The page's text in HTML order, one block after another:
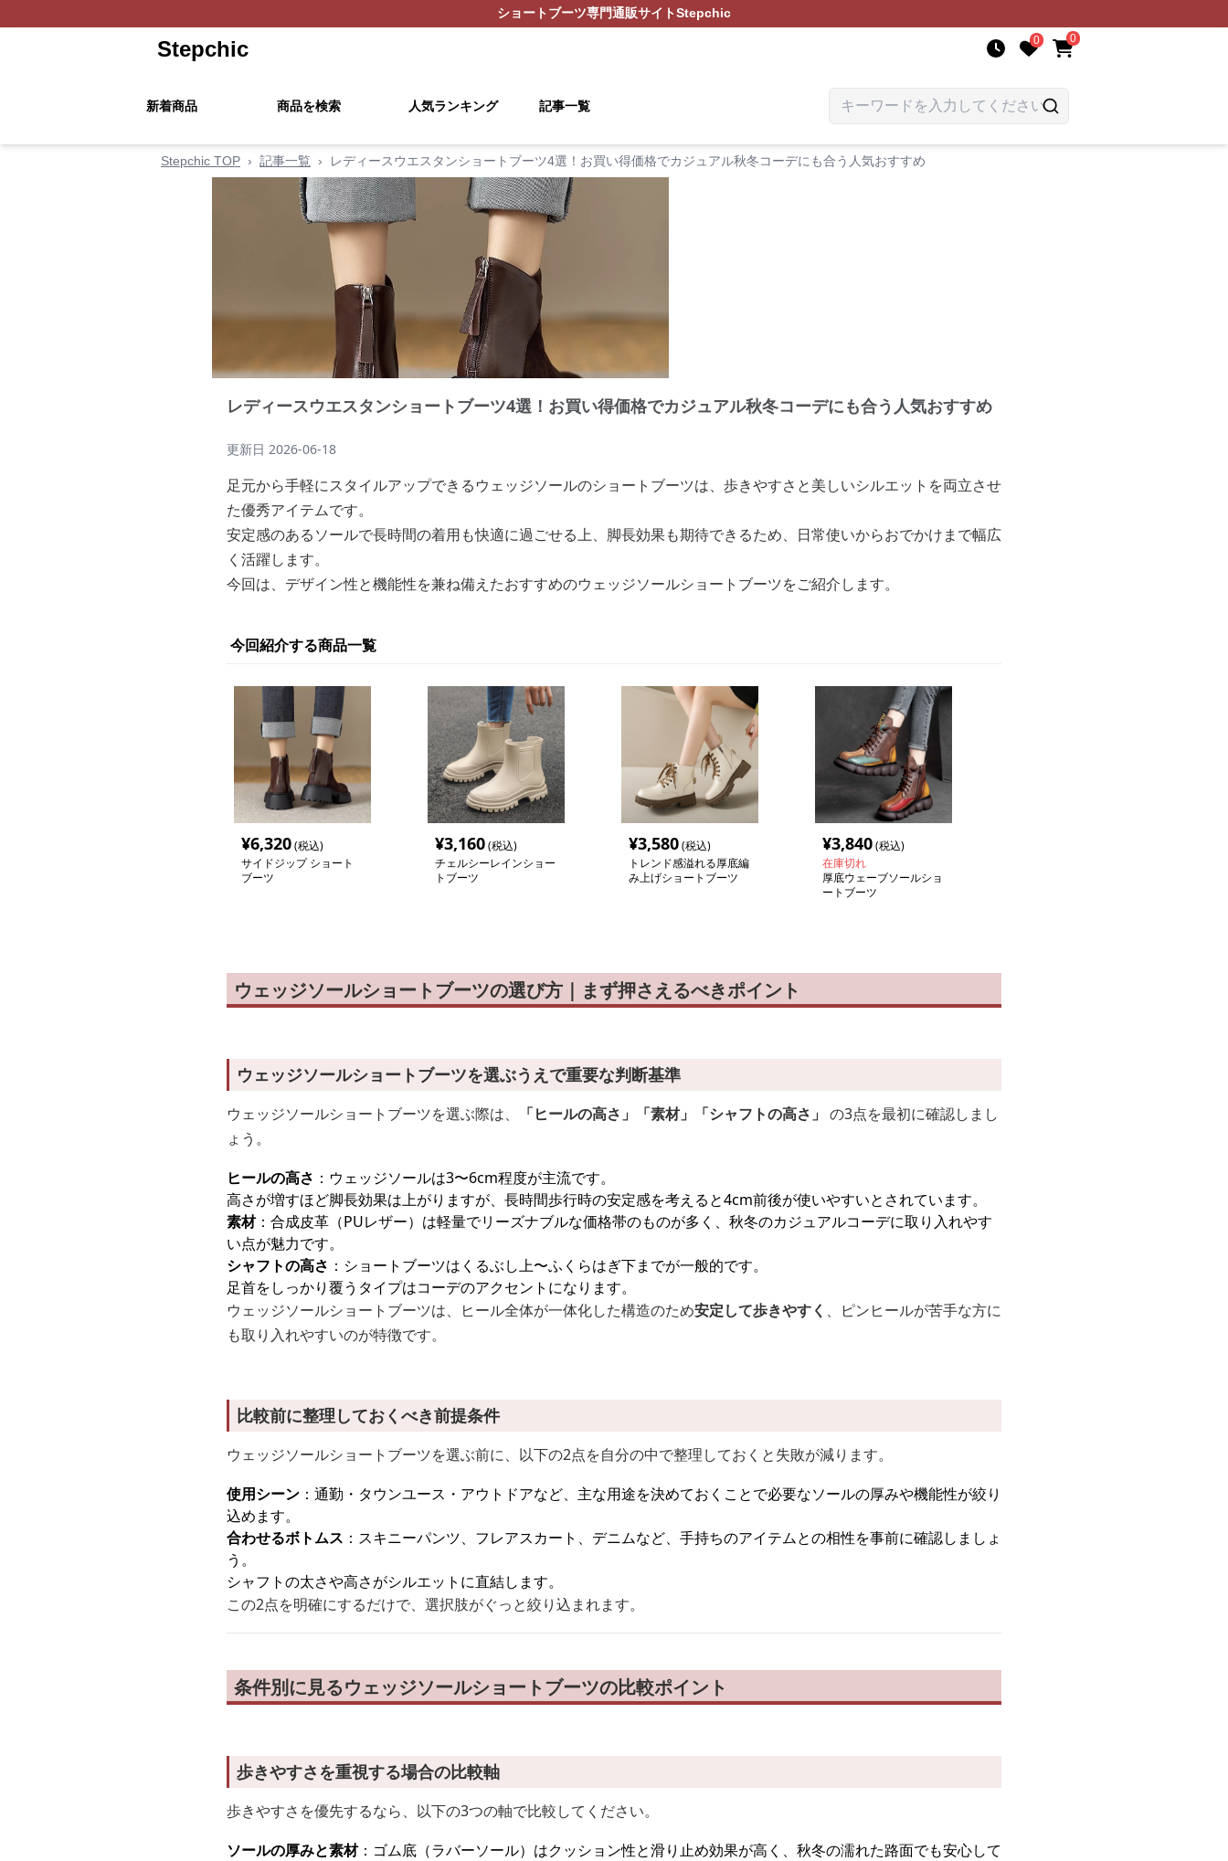
ショートブーツ専門通販サイトStepchic
Stepchic 0 0
新着商品 商品を検索 人気ランキング 記事一覧
Stepchic TOP › 記事一覧 › レディースウエスタンショートブーツ4選！お買い得価格でカジュアル秋冬コーデにも合う人気おすすめ
レディースウエスタンショートブーツ4選！お買い得価格でカジュアル秋冬コーデにも合う人気おすすめ
更新日 2026-06-18
足元から手軽にスタイルアップできるウェッジソールのショートブーツは、歩きやすさと美しいシルエットを両立させ
た優秀アイテムです。
安定感のあるソールで長時間の着用も快適に過ごせる上、脚長効果も期待できるため、日常使いからおでかけまで幅広
く活躍します。
今回は、デザイン性と機能性を兼ね備えたおすすめのウェッジソールショートブーツをご紹介します。
今回紹介する商品一覧
¥6,320(税込)
サイドジップ ショート
ブーツ
¥3,160(税込)
チェルシーレインショー
トブーツ
¥3,580(税込)
トレンド感溢れる厚底編
み上げショートブーツ
¥3,840(税込)
在庫切れ
厚底ウェーブソールショ
ートブーツ
ウェッジソールショートブーツの選び方｜まず押さえるべきポイント
ウェッジソールショートブーツを選ぶうえで重要な判断基準
ウェッジソールショートブーツを選ぶ際は、 「ヒールの高さ」「素材」「シャフトの高さ」 の3点を最初に確認しまし
ょう。
ヒールの高さ ：ウェッジソールは3〜6cm程度が主流です。
高さが増すほど脚長効果は上がりますが、長時間歩行時の安定感を考えると4cm前後が使いやすいとされています。
素材：合成皮革（PUレザー）は軽量でリーズナブルな価格帯のものが多く、秋冬のカジュアルコーデに取り入れやす
い点が魅力です。
シャフトの高さ ：ショートブーツはくるぶし上〜ふくらはぎ下までが一般的です。
足首をしっかり覆うタイプはコーデのアクセントになります。
ウェッジソールショートブーツは、ヒール全体が一体化した構造のため安定して歩きやすく 、ピンヒールが苦手な方に
も取り入れやすいのが特徴です。
比較前に整理しておくべき前提条件
ウェッジソールショートブーツを選ぶ前に、以下の2点を自分の中で整理しておくと失敗が減ります。
使用シーン ：通勤・タウンユース・アウトドアなど、主な用途を決めておくことで必要なソールの厚みや機能性が絞り
込めます。
合わせるボトムス ：スキニーパンツ、フレアスカート、デニムなど、手持ちのアイテムとの相性を事前に確認しましょ
う。
シャフトの太さや高さがシルエットに直結します。
この2点を明確にするだけで、選択肢がぐっと絞り込まれます。
条件別に見るウェッジソールショートブーツの比較ポイント
歩きやすさを重視する場合の比較軸
歩きやすさを優先するなら、以下の3つの軸で比較してください。
ソールの厚みと素材：ゴム底（ラバーソール）はクッション性と滑り止め効果が高く、秋冬の濡れた路面でも安心して